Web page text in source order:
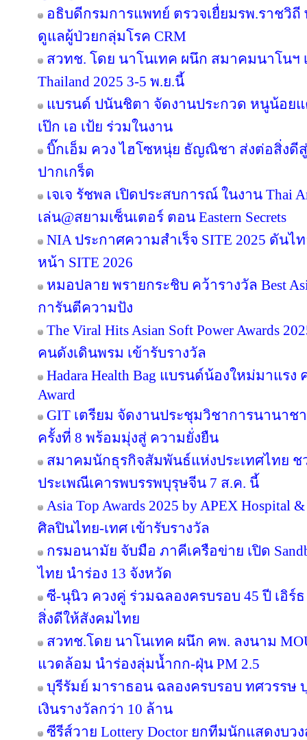
อธิบดีกรมการแพทย์ ตรวจเยื่ยมรพ.ราชวิ
ดูแลผู้ป่วยกลุ่มโรค CRM
สวทช. โดย นาโนเทค ผนึก สมาคมนาโนฯ
Thailand 2025 3-5 พ.ย.นี้
แบรนด์ ปนันชิตา จัดงานประกวด หนูน้อยแ
เป๊ก เอ เป้ย ร่วมในงาน
บิ๊กเอ็ม ควง ไฮโซหนุ่ย ธัญณิชา ส่งต่อสิ่งดี
ปากเกร็ด
เจเจ รัชพล เปิดประสบการณ์ ในงาน Thai
เล่น@สยามเซ็นเตอร์ ตอน Eastern Secrets
NIA ประกาศความสำเร็จ SITE 2025 ดัน
หน้า SITE 2026
หมอปลาย พรายกระชิบ คว้ารางวัล Best
การันตีความปัง
The Viral Hits Asian Soft Power Awards
คนดังเดินพรม เข้ารับรางวัล
Hadara Health Bag แบรนด์น้องใหม่มาแรง
Award
GIT เตรียม จัดงานประชุมวิชาการนานา
ครั้งที่ 8 พร้อมมุ่งสู่ ความยั่งยืน
สมาคมนักธุรกิจสัมพันธ์แห่งประเทศไทย
ประเพณีเคารพบรรพบุรุษจีน 7 ส.ค. นี้
Asia Top Awards 2025 by APEX
ศิลปินไทย-เทศ เข้ารับรางวัล
กรมอนามัย จับมือ ภาคีเครือข่าย เปิด
ไทย นำร่อง 13 จังหวัด
ซี-นุนิว ควงคู่ ร่วมฉลองครบรอบ 45 ปี เอิร์
สิ่งดีให้สังคมไทย
สวทช.โดย นาโนเทค ผนึก คพ. ลงนาม
แวดล้อม นำร่องลุ่มน้ำกก-ฝุ่น PM 2.5
บุรีรัมย์ มาราธอน ฉลองครบรอบ ทศวรรษ
เงินรางวัลกว่า 10 ล้าน
ซีรีส์วาย Lottery Doctor ยกทีมนักแสดงบว